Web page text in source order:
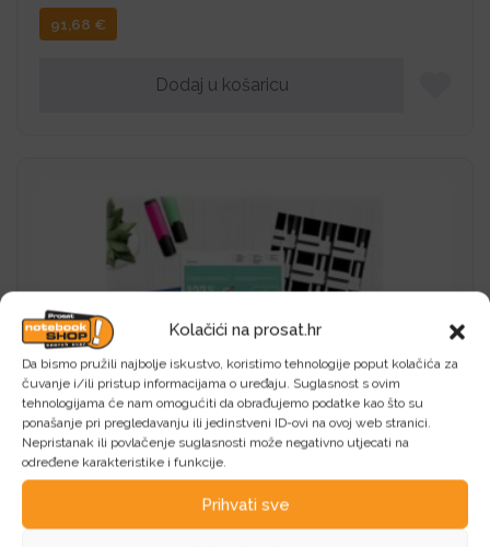
Kolačići na prosat.hr
Da bismo pružili najbolje iskustvo, koristimo tehnologije poput kolačića za
čuvanje i/ili pristup informacijama o uređaju. Suglasnost s ovim
tehnologijama će nam omogućiti da obrađujemo podatke kao što su
ponašanje pri pregledavanju ili jedinstveni ID-ovi na ovoj web stranici.
Nepristanak ili povlačenje suglasnosti može negativno utjecati na
određene karakteristike i funkcije.
Prihvati sve
91,68 €
Dodaj u košaricu
HP 201A Tonercartridge yellow